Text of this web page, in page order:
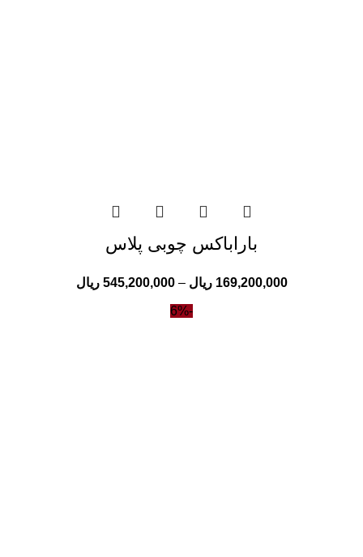
باراباکس چوبی پلاس
169,200,000 ریال –
545,200,000 ریال
-6%